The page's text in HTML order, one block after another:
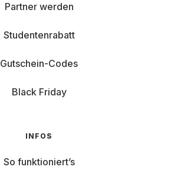
Partner werden
Studentenrabatt
Gutschein-Codes
Black Friday
INFOS
So funktioniert’s